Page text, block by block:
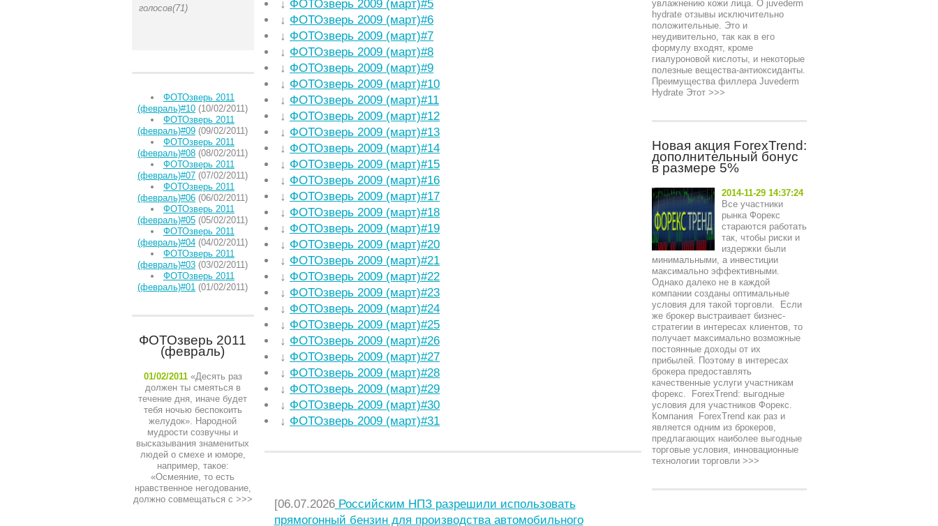
голосов(71)
ФОТОзверь 2011
(февраль)#10 (10/02/2011)
ФОТОзверь 2011
(февраль)#09 (09/02/2011)
ФОТОзверь 2011
(февраль)#08 (08/02/2011)
ФОТОзверь 2011
(февраль)#07 (07/02/2011)
ФОТОзверь 2011
(февраль)#06 (06/02/2011)
ФОТОзверь 2011
(февраль)#05 (05/02/2011)
ФОТОзверь 2011
(февраль)#04 (04/02/2011)
ФОТОзверь 2011
(февраль)#03 (03/02/2011)
ФОТОзверь 2011
(февраль)#01 (01/02/2011)
ФОТОзверь 2011
(февраль)
01/02/2011 «Десять раз
должен ты смеяться в
течение дня, иначе будет
тебя ночью беспокоить
желудок». Народной
мудрости созвучны и
высказывания знаменитых
людей о смехе и юморе,
например, такое:
«Осмеяние, то есть
нравственное негодование,
должно совмещаться с >>>
↓ ФОТОзверь 2009 (март)#5
↓ ФОТОзверь 2009 (март)#6
↓ ФОТОзверь 2009 (март)#7
↓ ФОТОзверь 2009 (март)#8
↓ ФОТОзверь 2009 (март)#9
↓ ФОТОзверь 2009 (март)#10
↓ ФОТОзверь 2009 (март)#11
↓ ФОТОзверь 2009 (март)#12
↓ ФОТОзверь 2009 (март)#13
↓ ФОТОзверь 2009 (март)#14
↓ ФОТОзверь 2009 (март)#15
↓ ФОТОзверь 2009 (март)#16
↓ ФОТОзверь 2009 (март)#17
↓ ФОТОзверь 2009 (март)#18
↓ ФОТОзверь 2009 (март)#19
↓ ФОТОзверь 2009 (март)#20
↓ ФОТОзверь 2009 (март)#21
↓ ФОТОзверь 2009 (март)#22
↓ ФОТОзверь 2009 (март)#23
↓ ФОТОзверь 2009 (март)#24
↓ ФОТОзверь 2009 (март)#25
↓ ФОТОзверь 2009 (март)#26
↓ ФОТОзверь 2009 (март)#27
↓ ФОТОзверь 2009 (март)#28
↓ ФОТОзверь 2009 (март)#29
↓ ФОТОзверь 2009 (март)#30
↓ ФОТОзверь 2009 (март)#31
[06.07.2026Российским НПЗ разрешили использовать
прямогонный бензин для производства автомобильного
увлажнению кожи лица. О juvederm
hydrate отзывы исключительно
положительные. Это и
неудивительно, так как в его
формулу входят, кроме
гиалуроновой кислоты, и некоторые
полезные вещества-антиоксиданты.
Преимущества филлера Juvederm
Hydrate Этот>>>
Новая акция ForexTrend:
дополнительный бонус
в размере 5%
2014-11-29 14:37:24
Все участники
рынка Форекс
стараются работать
так, чтобы риски и
издержки были
минимальными, а инвестиции
максимально эффективными.
Однако далеко не в каждой
компании созданы оптимальные
условия для такой торговли. Если
же брокер выстраивает бизнес-
стратегии в интересах клиентов, то
получает максимально возможные
постоянные доходы от их
прибылей. Поэтому в интересах
брокера предоставлять
качественные услуги участникам
форекс. ForexTrend: выгодные
условия для участников Форекс.
Компания ForexTrend как раз и
является одним из брокеров,
предлагающих наиболее выгодные
торговые условия, инновационные
технологии торговли>>>